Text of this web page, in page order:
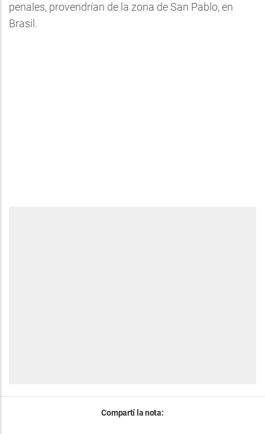
penales, provendrían de la zona de San Pablo, en
Brasil.
Compartí la nota: